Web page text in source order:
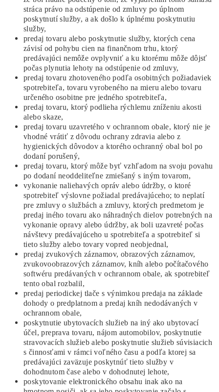
stráca právo na odstúpenie od zmluvy po úplnom
poskytnutí služby, a ak došlo k úplnému poskytnutiu
služby,
predaj tovaru alebo poskytnutie služby, ktorých cena
závisí od pohybu cien na finančnom trhu, ktorý
predávajúci nemôže ovplyvniť a ku ktorému môže dôjsť
počas plynutia lehoty na odstúpenie od zmluvy,
predaj tovaru zhotoveného podľa osobitných požiadaviek
spotrebiteľa, tovaru vyrobeného na mieru alebo tovaru
určeného osobitne pre jedného spotrebiteľa,
predaj tovaru, ktorý podlieha rýchlemu zníženiu akosti
alebo skaze,
predaj tovaru uzavretého v ochrannom obale, ktorý nie je
vhodné vrátiť z dôvodu ochrany zdravia alebo z
hygienických dôvodov a ktorého ochranný obal bol po
dodaní porušený,
predaj tovaru, ktorý môže byť vzhľadom na svoju povahu
po dodaní neoddeliteľne zmiešaný s iným tovarom,
vykonanie naliehavých opráv alebo údržby, o ktoré
spotrebiteľ výslovne požiadal predávajúceho; to neplatí
pre zmluvy o službách a zmluvy, ktorých predmetom je
predaj iného tovaru ako náhradných dielov potrebných na
vykonanie opravy alebo údržby, ak boli uzavreté počas
návštevy predávajúceho u spotrebiteľa a spotrebiteľ si
tieto služby alebo tovary vopred neobjednal,
predaj zvukových záznamov, obrazových záznamov,
zvukovoobrazových záznamov, kníh alebo počítačového
softwéru predávaných v ochrannom obale, ak spotrebiteľ
tento obal rozbalil,
predaj periodickej tlače s výnimkou predaja na základe
dohody o predplatnom a predaj kníh nedodávaných v
ochrannom obale,
poskytnutie ubytovacích služieb na iný ako ubytovací
účel, preprava tovaru, nájom automobilov, poskytnutie
stravovacích služieb alebo poskytnutie služieb súvisiacich
s činnosťami v rámci voľného času a podľa ktorej sa
predávajúci zaväzuje poskytnúť tieto služby v
dohodnutom čase alebo v dohodnutej lehote,
poskytovanie elektronického obsahu inak ako na